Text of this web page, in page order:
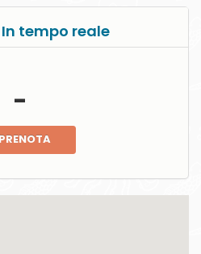
In tempo reale
-
PRENOTA